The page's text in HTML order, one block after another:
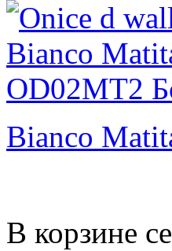
Bianco
В корзине